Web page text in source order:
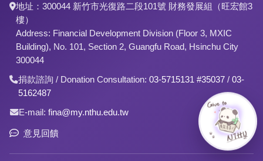
地址：300044 新竹市光復路二段101號 財務發展組（旺宏館3
樓）
Address: Financial Development Division (Floor 3, MXIC
Building), No. 101, Section 2, Guangfu Road, Hsinchu City
300044
捐款諮詢 / Donation Consultation: 03-5715131 #35037 / 03-
5162487
E-mail: fina@my.nthu.edu.tw
意見回饋